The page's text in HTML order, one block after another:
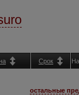
Срок
остальные